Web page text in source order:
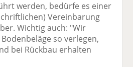
werden, bedürfe es einer
Vereinbarung
Wichtig auch: "Wir
so verlegen,
bei Rückbau erhalten